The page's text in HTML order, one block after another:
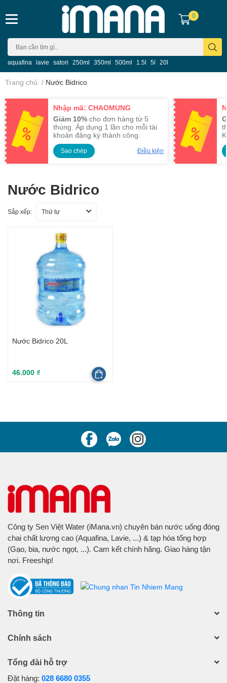
aquafina lavie satori 250ml 350ml 500ml 1.5l 5l 20l
0
Trang chủ / Nước Bidrico
Nhập mã: CHAOMUNG
Giảm 10% cho đơn hàng từ 5
thùng. Áp dụng 1 lần cho mỗi tài
khoản đăng ký thành công.
Sao chép Điều kiện
Nước Bidrico
Sắp xếp: Thứ tự
Nước Bidrico 20L
46.000 ₫
Công ty Sen Việt Water (iMana.vn) chuyên bán nước uống đóng
chai chất lượng cao (Aquafina, Lavie, ...) & tạp hóa tổng hợp
(Gạo, bia, nước ngọt, ...). Cam kết chính hãng. Giao hàng tận
nơi. Freeship!
Thông tin
Chính sách
Tổng đài hỗ trợ
Đặt hàng: 028 6680 0355